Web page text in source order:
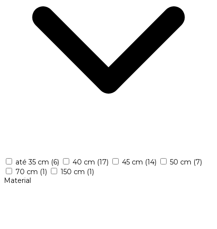
até 35 cm (6) 40 cm (17) 45 cm (14) 50 cm (7)
70 cm (1) 150 cm (1)
Material